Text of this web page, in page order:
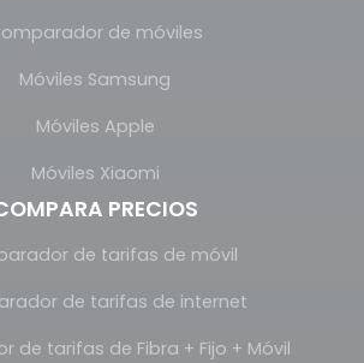
de móviles
Móviles Samsung
Móviles Apple
Móviles Xiaomi
PRECIOS
de tarifas de móvil
de tarifas de internet
de tarifas de Fibra + Fijo + Móvil